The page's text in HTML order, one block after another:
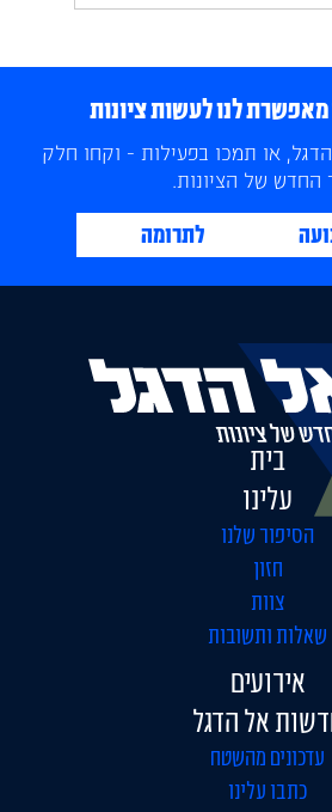
לנו לעשות ציונות
או תמכו בפעילות - וקחו חלק
החדש של הציונות.
לתרומה
בית
עלינו
הסיפור שלנו
חזון
צוות
שאלות ותשובות
אירועים
אל הדגל
עדכונים מהשטח
כתבו עלינו